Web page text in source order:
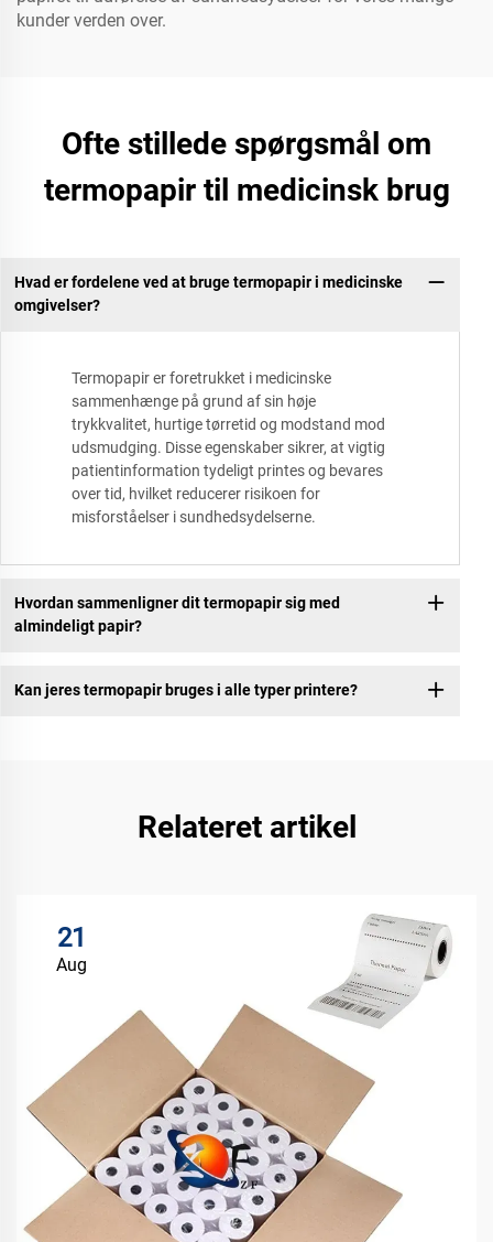
kunder verden over.
Ofte stillede spørgsmål om
termopapir til medicinsk brug
Hvad er fordelene ved at bruge termopapir i medicinske
omgivelser?
Termopapir er foretrukket i medicinske
sammenhænge på grund af sin høje
trykkvalitet, hurtige tørretid og modstand mod
udsmudging. Disse egenskaber sikrer, at vigtig
patientinformation tydeligt printes og bevares
over tid, hvilket reducerer risikoen for
misforståelser i sundhedsydelserne.
Hvordan sammenligner dit termopapir sig med
almindeligt papir?
Kan jeres termopapir bruges i alle typer printere?
Relateret artikel
21
Aug